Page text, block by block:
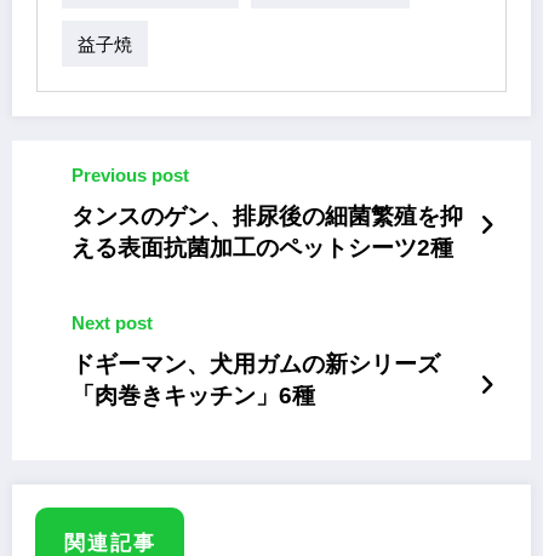
益子焼
Previous post
タンスのゲン、排尿後の細菌繁殖を抑
える表面抗菌加工のペットシーツ2種
Next post
ドギーマン、犬用ガムの新シリーズ
「肉巻きキッチン」6種
関連記事